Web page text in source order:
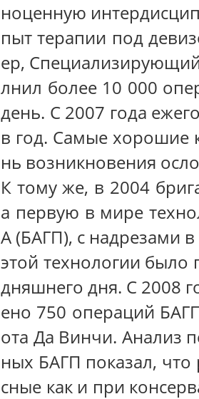
ноценную
пыт терапии под
ер,
лнил более 10 000
день. С 2007 года
в год. Самые хорошие
нь возникновения
К тому же, в 2004
а первую в мире
А (БАГП), с надрезами
этой технологии было
дняшнего дня. С 2008
ено 750 операций
ота Да Винчи. Анализ
ных БАГП показал, что
сные как и при